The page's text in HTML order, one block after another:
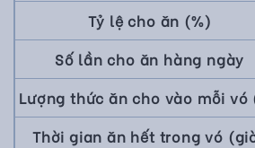
Tỷ lệ cho ăn (%)
Số lần cho ăn hàng ngày
Lượng thức ăn cho vào mỗi vó
Thời gian ăn hết trong vó